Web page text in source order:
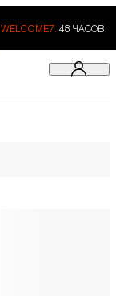
WELCOME7. 48 ЧАСОВ